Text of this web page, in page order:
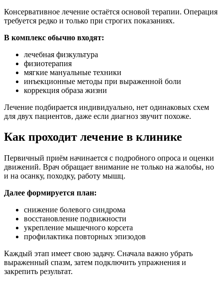
Консервативное лечение остаётся основой терапии. Операция
требуется редко и только при строгих показаниях.
В комплекс обычно входят:
лечебная физкультура
физиотерапия
мягкие мануальные техники
инъекционные методы при выраженной боли
коррекция образа жизни
Лечение подбирается индивидуально, нет одинаковых схем
для двух пациентов, даже если диагноз звучит похоже.
Как проходит лечение в клинике
Первичный приём начинается с подробного опроса и оценки
движений. Врач обращает внимание не только на жалобы, но
и на осанку, походку, работу мышц.
Далее формируется план:
снижение болевого синдрома
восстановление подвижности
укрепление мышечного корсета
профилактика повторных эпизодов
Каждый этап имеет свою задачу. Сначала важно убрать
выраженный спазм, затем подключить упражнения и
закрепить результат.